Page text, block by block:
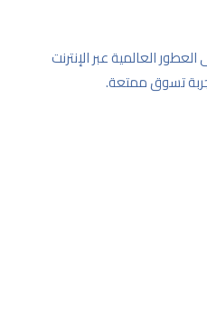
العالمية عبر الإنترنت
تسوق ممتعة.